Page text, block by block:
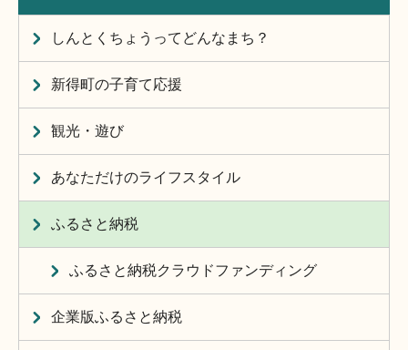
しんとくちょうってどんなまち？
新得町の子育て応援
観光・遊び
あなただけのライフスタイル
ふるさと納税
ふるさと納税クラウドファンディング
企業版ふるさと納税